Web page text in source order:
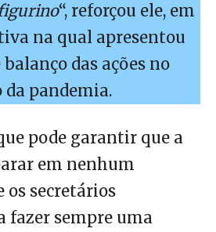
“, reforçou ele, em
na qual apresentou
das ações no
pandemia.
pode garantir que a
em nenhum
os secretários
fazer sempre uma